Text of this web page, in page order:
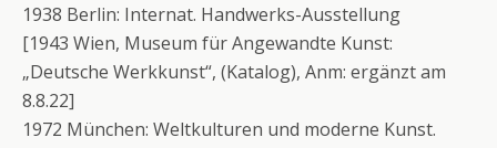
1938 Berlin: Internat. Handwerks-Ausstellung
[1943 Wien, Museum für Angewandte Kunst:
„Deutsche Werkkunst“, (Katalog), Anm: ergänzt am
8.8.22]
1972 München: Weltkulturen und moderne Kunst.